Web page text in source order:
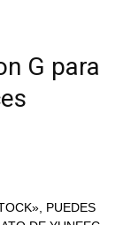
G para
PUEDES